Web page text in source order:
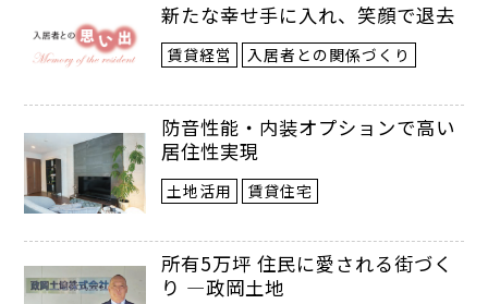
賃貸経営より難易度は高いと言えますが、
一方で情報があまり出ていませんでした。
インターネット上に情報はあるのですが、
実際に経営している人の成功談ばかりで、
知識が体系化されておらず情報収集が難し
い。調べて再現することが困難です。
新たな幸せ手に入れ、笑顔で退去
賃貸経営 入居者との関係づくり
防音性能・内装オプションで高い
居住性実現
土地活用 賃貸住宅
所有5万坪 住民に愛される街づく
り ―政岡土地